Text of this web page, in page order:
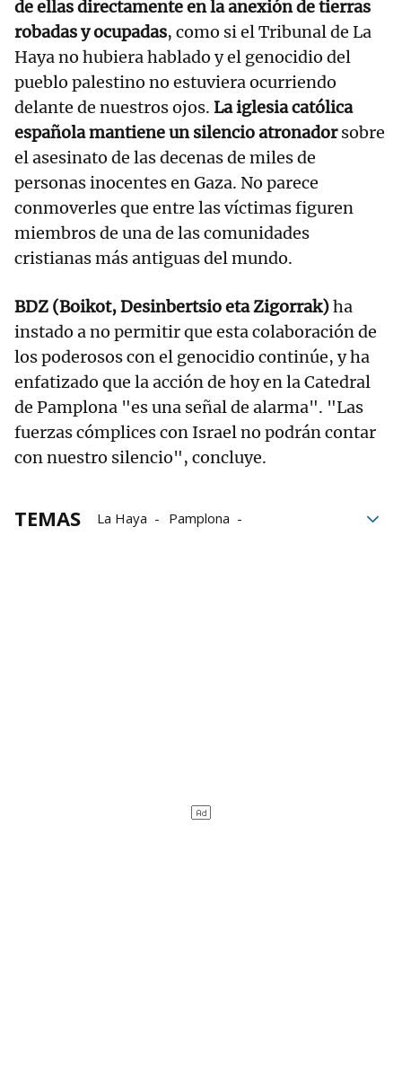
de ellas directamente en la anexión de tierras
robadas y ocupadas, como si el Tribunal de La
Haya no hubiera hablado y el genocidio del
pueblo palestino no estuviera ocurriendo
delante de nuestros ojos. La iglesia católica
española mantiene un silencio atronadorsobre
el asesinato de las decenas de miles de
personas inocentes en Gaza. No parece
conmoverles que entre las víctimas figuren
miembros de una de las comunidades
cristianas más antiguas del mundo.
BDZ (Boikot, Desinbertsio eta Zigorrak)ha
instado a no permitir que esta colaboración de
los poderosos con el genocidio continúe, y ha
enfatizado que la acción de hoy en la Catedral
de Pamplona "es una señal de alarma". "Las
fuerzas cómplices con Israel no podrán contar
con nuestro silencio", concluye.
TEMAS La Haya
Pamplona